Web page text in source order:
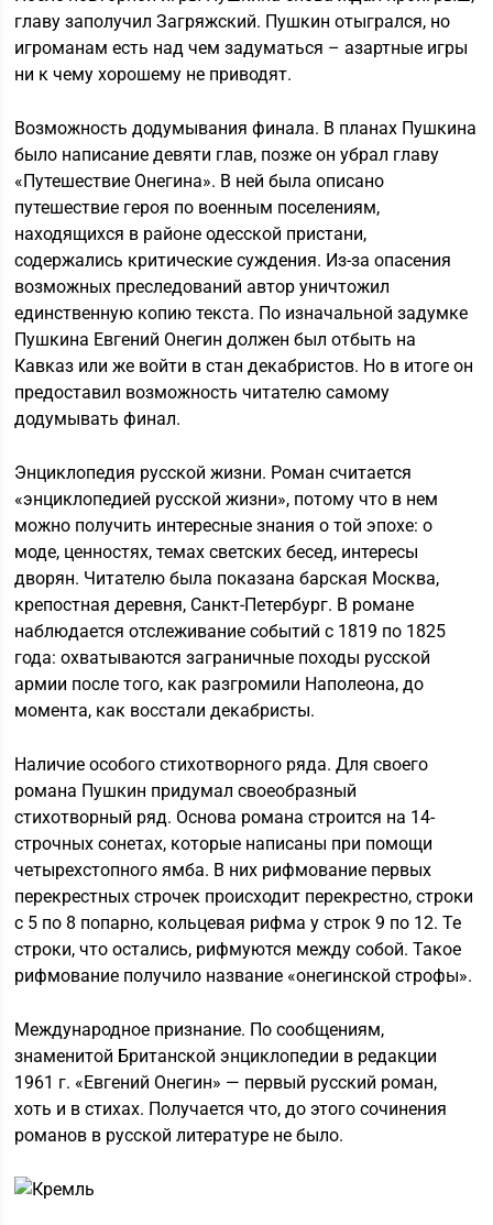
главу заполучил Загряжский. Пушкин отыгрался, но
игроманам есть над чем задуматься – азартные игры
ни к чему хорошему не приводят.
Возможность додумывания финала. В планах Пушкина
было написание девяти глав, позже он убрал главу
«Путешествие Онегина». В ней была описано
путешествие героя по военным поселениям,
находящихся в районе одесской пристани,
содержались критические суждения. Из-за опасения
возможных преследований автор уничтожил
единственную копию текста. По изначальной задумке
Пушкина Евгений Онегин должен был отбыть на
Кавказ или же войти в стан декабристов. Но в итоге он
предоставил возможность читателю самому
додумывать финал.
Энциклопедия русской жизни. Роман считается
«энциклопедией русской жизни», потому что в нем
можно получить интересные знания о той эпохе: о
моде, ценностях, темах светских бесед, интересы
дворян. Читателю была показана барская Москва,
крепостная деревня, Санкт-Петербург. В романе
наблюдается отслеживание событий с 1819 по 1825
года: охватываются заграничные походы русской
армии после того, как разгромили Наполеона, до
момента, как восстали декабристы.
Наличие особого стихотворного ряда. Для своего
романа Пушкин придумал своеобразный
стихотворный ряд. Основа романа строится на 14-
строчных сонетах, которые написаны при помощи
четырехстопного ямба. В них рифмование первых
перекрестных строчек происходит перекрестно, строки
с 5 по 8 попарно, кольцевая рифма у строк 9 по 12. Те
строки, что остались, рифмуются между собой. Такое
рифмование получило название «онегинской строфы».
Международное признание. По сообщениям,
знаменитой Британской энциклопедии в редакции
1961 г. «Евгений Онегин» — первый русский роман,
хоть и в стихах. Получается что, до этого сочинения
романов в русской литературе не было.